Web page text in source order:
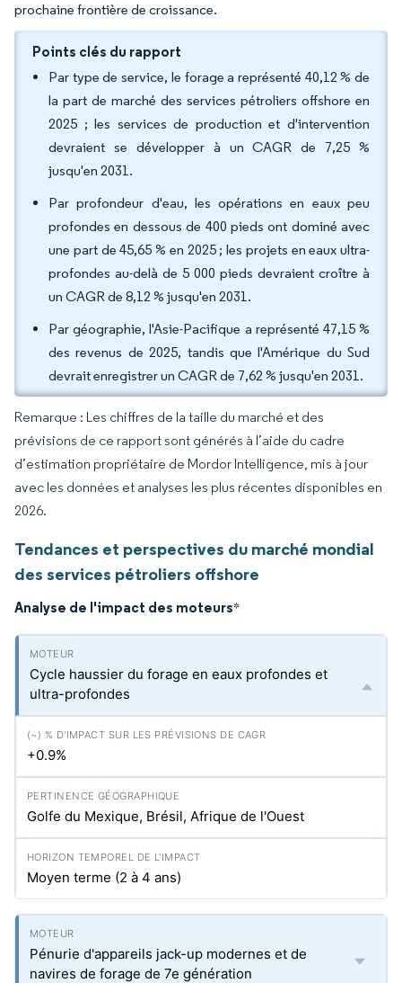
prochaine frontière de croissance.
Points clés du rapport
Par type de service, le forage a représenté 40,12 % de
la part de marché des services pétroliers offshore en
2025 ; les services de production et d'intervention
devraient se développer à un CAGR de 7,25 %
jusqu'en 2031.
Par profondeur d'eau, les opérations en eaux peu
profondes en dessous de 400 pieds ont dominé avec
une part de 45,65 % en 2025 ; les projets en eaux ultra-
profondes au-delà de 5 000 pieds devraient croître à
un CAGR de 8,12 % jusqu'en 2031.
Par géographie, l'Asie-Pacifique a représenté 47,15 %
des revenus de 2025, tandis que l'Amérique du Sud
devrait enregistrer un CAGR de 7,62 % jusqu'en 2031.
Remarque : Les chiffres de la taille du marché et des
prévisions de ce rapport sont générés à l’aide du cadre
d’estimation propriétaire de Mordor Intelligence, mis à jour
avec les données et analyses les plus récentes disponibles en
2026.
Tendances et perspectives du marché mondial
des services pétroliers offshore
Analyse de l'impact des moteurs*
Cycle haussier du forage en eaux profondes et
ultra-profondes
+0.9%
Golfe du Mexique, Brésil, Afrique de l'Ouest
Moyen terme (2 à 4 ans)
Pénurie d'appareils jack-up modernes et de
navires de forage de 7e génération